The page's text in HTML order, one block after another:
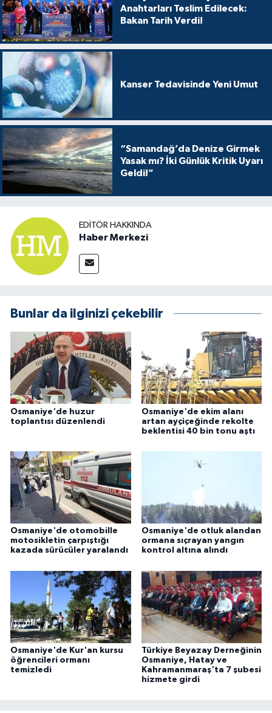
Anahtarları Teslim Edilecek:
Bakan Tarih Verdi!
Kanser Tedavisinde Yeni Umut
“Samandağ’da Denize Girmek
Yasak mı? İki Günlük Kritik Uyarı
Geldi!”
EDITÖR HAKKINDA
Haber Merkezi
Bunlar da ilginizi çekebilir
Osmaniye'de huzur
toplantısı düzenlendi
Osmaniye'de ekim alanı
artan ayçiçeğinde rekolte
beklentisi 40 bin tonu aştı
Osmaniye'de otomobille
motosikletin çarpıştığı
kazada sürücüler yaralandı
Osmaniye'de otluk alandan
ormana sıçrayan yangın
kontrol altına alındı
Osmaniye'de Kur'an kursu
öğrencileri ormanı
temizledi
Türkiye Beyazay Derneğinin
Osmaniye, Hatay ve
Kahramanmaraş'ta 7 şubesi
hizmete girdi